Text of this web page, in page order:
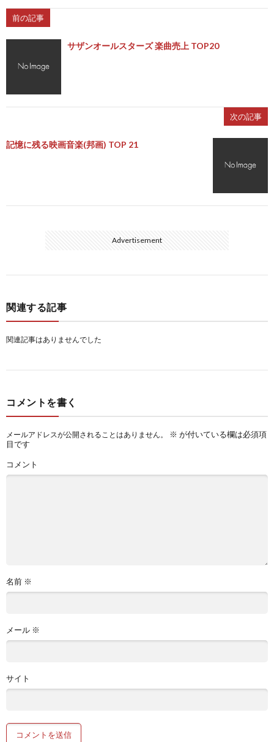
前の記事
サザンオールスターズ 楽曲売上 TOP20
次の記事
記憶に残る映画音楽(邦画) TOP 21
Advertisement
関連する記事
関連記事はありませんでした
コメントを書く
メールアドレスが公開されることはありません。 ※ が付いている欄は必須項
目です
コメント
名前 ※
メール ※
サイト